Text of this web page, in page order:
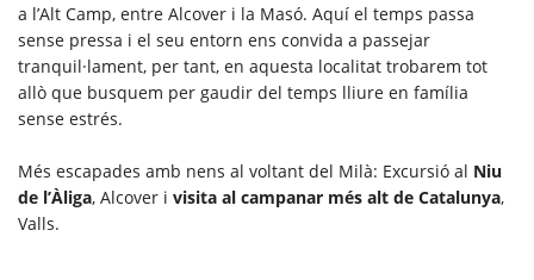
a l’Alt Camp, entre Alcover i la Masó. Aquí el temps passa
sense pressa i el seu entorn ens convida a passejar
tranquil·lament, per tant, en aquesta localitat trobarem tot
allò que busquem per gaudir del temps lliure en família
sense estrés.
Més escapades amb nens al voltant del Milà: Excursió al Niu
de l’Àliga, Alcover i visita al campanar més alt de Catalunya,
Valls.